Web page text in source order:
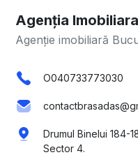
Agenția
Agenție imobiliară
O040733773030
Drumul Binelui 184-
Sector 4.